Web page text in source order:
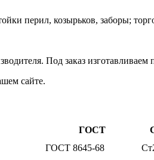
перил, козырьков, заборы;
Под заказ
сайте.
ГОСТ
ГОСТ 8645-68